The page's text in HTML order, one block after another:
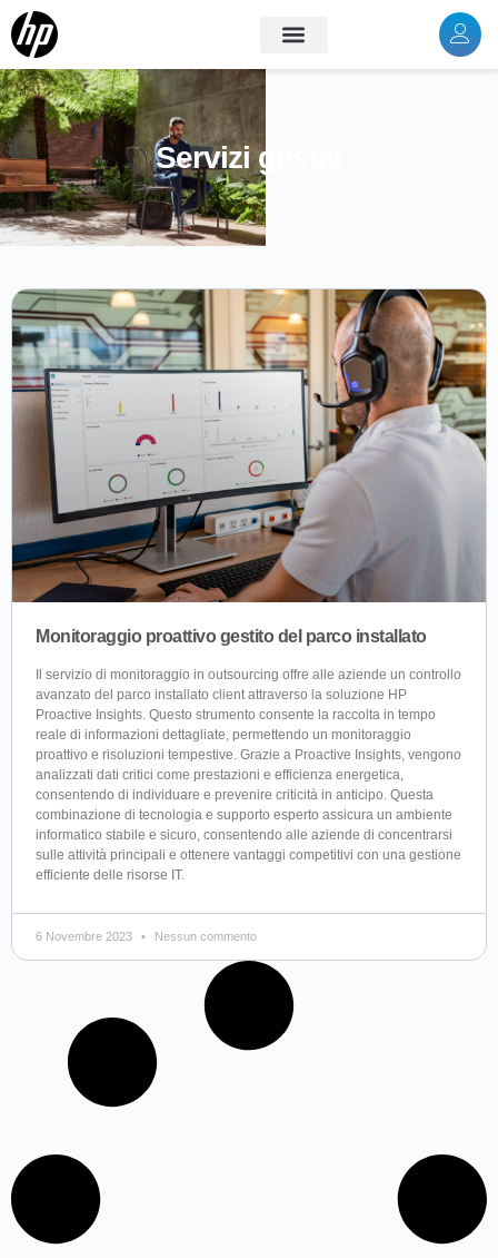
Servizi gestiti
Monitoraggio proattivo gestito del parco installato
Il servizio di monitoraggio in outsourcing offre alle aziende un controllo
avanzato del parco installato client attraverso la soluzione HP
Proactive Insights. Questo strumento consente la raccolta in tempo
reale di informazioni dettagliate, permettendo un monitoraggio
proattivo e risoluzioni tempestive. Grazie a Proactive Insights, vengono
analizzati dati critici come prestazioni e efficienza energetica,
consentendo di individuare e prevenire criticità in anticipo. Questa
combinazione di tecnologia e supporto esperto assicura un ambiente
informatico stabile e sicuro, consentendo alle aziende di concentrarsi
sulle attività principali e ottenere vantaggi competitivi con una gestione
efficiente delle risorse IT.
6 Novembre 2023 Nessun commento